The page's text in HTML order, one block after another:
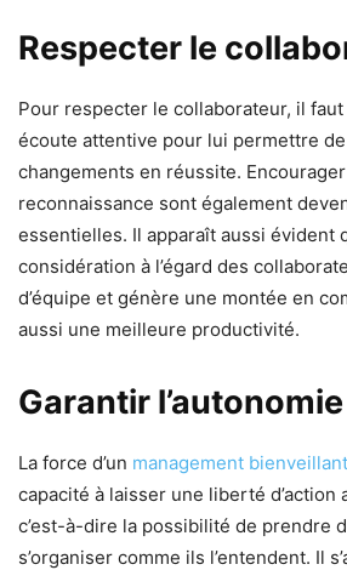
Respecter le
Pour respecter le collaborateur, il
écoute attentive pour lui permettre
changements en réussite.
reconnaissance sont également
essentielles. Il apparaît aussi évident
considération à l’égard des
d’équipe et génère une montée en
aussi une meilleure productivité.
Garantir l’autonomie
La force d’un management bienveillant
capacité à laisser une liberté d’action
c’est-à-dire la possibilité de prendre
s’organiser comme ils l’entendent. Il